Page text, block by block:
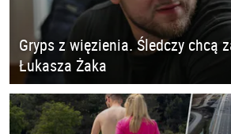
Gryps z więzienia. Śledczy chcą
Łukasza Żaka